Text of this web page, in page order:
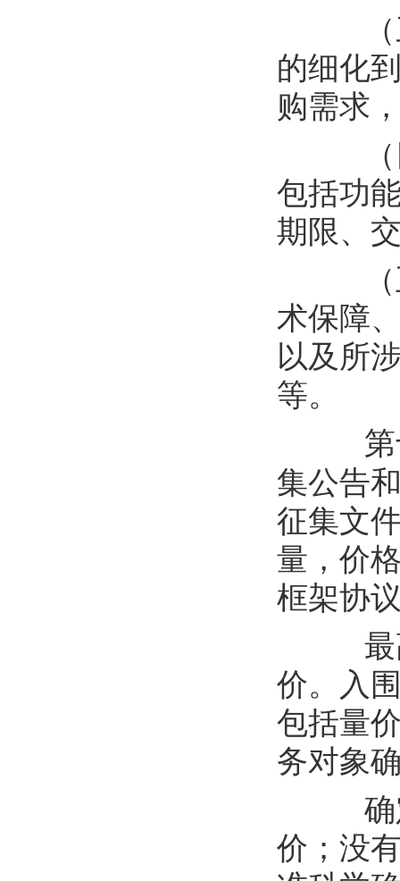
的细化
购需求
包括功
期限、
术保障
以及所
等。
集公告
征集文
量，价
框架协
价。入
包括量
务对象
价；没